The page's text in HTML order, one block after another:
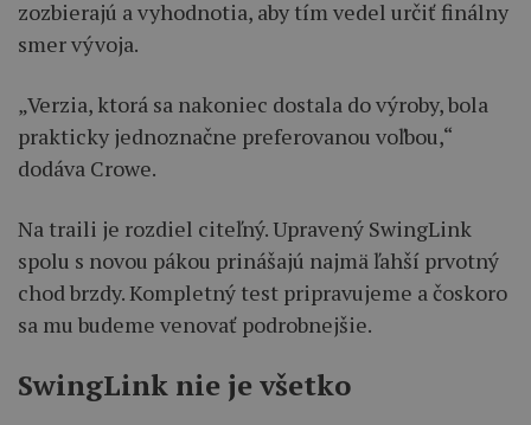
zozbierajú a vyhodnotia, aby tím vedel určiť finálny
smer vývoja.
„Verzia, ktorá sa nakoniec dostala do výroby, bola
prakticky jednoznačne preferovanou voľbou,“
dodáva Crowe.
Na traili je rozdiel citeľný. Upravený SwingLink
spolu s novou pákou prinášajú najmä ľahší prvotný
chod brzdy. Kompletný test pripravujeme a čoskoro
sa mu budeme venovať podrobnejšie.
SwingLink nie je všetko